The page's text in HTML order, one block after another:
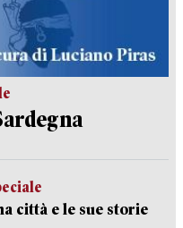
città e le sue storie